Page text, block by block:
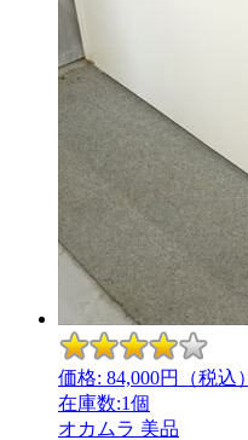
価格: 84,000円（税込）
在庫数:1個
オカムラ 美品